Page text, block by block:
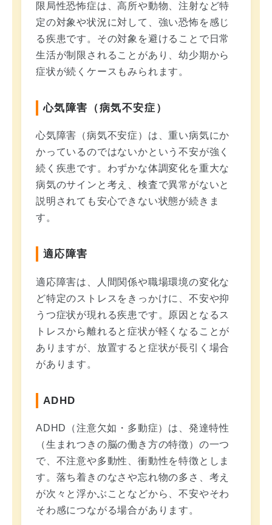
限局性恐怖症は、高所や動物、注射など特
定の対象や状況に対して、強い恐怖を感じ
る疾患です。その対象を避けることで日常
生活が制限されることがあり、幼少期から
症状が続くケースもみられます。
心気障害（病気不安症）
心気障害（病気不安症）は、重い病気にか
かっているのではないかという不安が強く
続く疾患です。わずかな体調変化を重大な
病気のサインと考え、検査で異常がないと
説明されても安心できない状態が続きま
す。
適応障害
適応障害は、人間関係や職場環境の変化な
ど特定のストレスをきっかけに、不安や抑
うつ症状が現れる疾患です。原因となるス
トレスから離れると症状が軽くなることが
ありますが、放置すると症状が長引く場合
があります。
ADHD
ADHD（注意欠如・多動症）は、発達特性
（生まれつきの脳の働き方の特徴）の一つ
で、不注意や多動性、衝動性を特徴としま
す。落ち着きのなさや忘れ物の多さ、考え
が次々と浮かぶことなどから、不安やそわ
そわ感につながる場合があります。